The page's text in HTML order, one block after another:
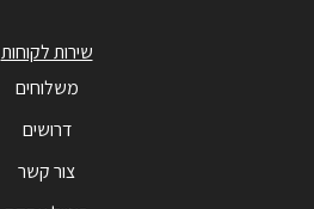
שירות לקוחות
משלוחים
דרושים
צור קשר